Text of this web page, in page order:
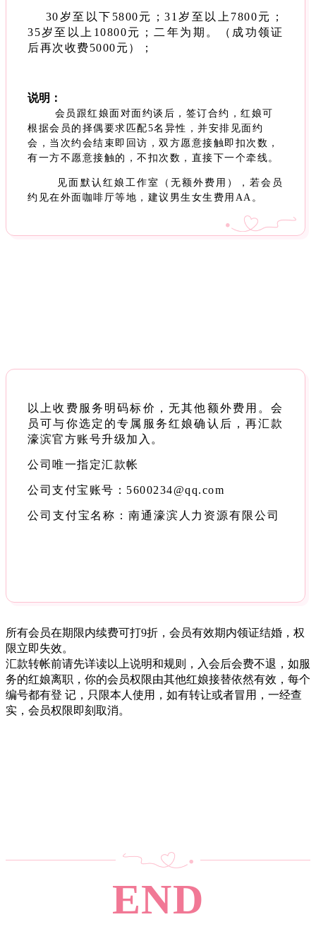
30岁至以下5800元；31岁至以上7800元；
35岁至以上10800元；二年为期。（成功领证
后再次收费5000元）；
说明：
会员跟红娘面对面约谈后，签订合约，红娘可
根据会员的择偶要求匹配5名异性，并安排见面约
会，当次约会结束即回访，双方愿意接触即扣次数，
有一方不愿意接触的，不扣次数，直接下一个牵线。
见面默认红娘工作室（无额外费用），若会员
约见在外面咖啡厅等地，建议男生女生费用AA。
以上收费服务明码标价，无其他额外费用。会
员可与你选定的专属服务红娘确认后，再汇款
濠滨官方账号升级加入。
公司唯一指定汇款帐
公司支付宝账号：5600234@qq.com
公司支付宝名称：南通濠滨人力资源有限公司
所有会员在期限内续费可打9折，会员有效期内领证结婚，权
限立即失效。
汇款转帐前请先详读以上说明和规则，入会后会费不退，如服
务的红娘离职，你的会员权限由其他红娘接替依然有效，每个
编号都有登 记，只限本人使用，如有转让或者冒用，一经查
实，会员权限即刻取消。
END